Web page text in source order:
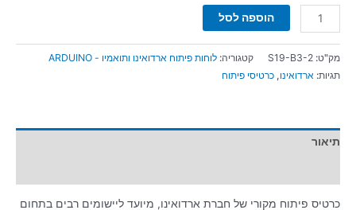
הוספה לסל
מק"ט: S19-B3-2 קטגוריה: לוחות פיתוח ארדואינו ותואמיו - ARDUINO
תגיות: ארדואינו , כרטיסי פיתוח
תיאור
כרטיס פיתוח מקורי של חברת ארדואינו, מיועד ליישומים רבים בתחום